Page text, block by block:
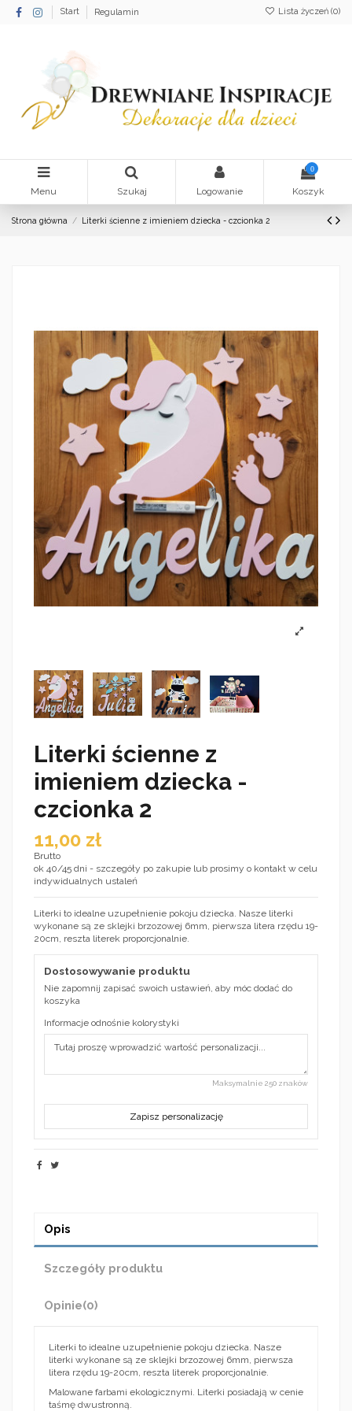
Start Regulamin Lista życzeń (0)
Menu Szukaj Logowanie
0
Koszyk
Strona główna Literki ścienne z imieniem dziecka - czcionka 2
Literki ścienne z
imieniem dziecka -
czcionka 2
11,00 zł
Brutto
ok 40/45 dni - szczegóły po zakupie lub prosimy o kontakt w celu
indywidualnych ustaleń
Literki to idealne uzupełnienie pokoju dziecka. Nasze literki
wykonane są ze sklejki brzozowej 6mm, pierwsza litera rzędu 19-
20cm, reszta literek proporcjonalnie.
Dostosowywanie produktu
Nie zapomnij zapisać swoich ustawień, aby móc dodać do
koszyka
Informacje odnośnie kolorystyki
Maksymalnie 250 znaków
Zapisz personalizację
Opis
Szczegóły produktu
Opinie(0)
Literki to idealne uzupełnienie pokoju dziecka. Nasze
literki wykonane są ze sklejki brzozowej 6mm, pierwsza
litera rzędu 19-20cm, reszta literek proporcjonalnie.
Malowane farbami ekologicznymi. Literki posiadają w cenie
taśmę dwustronną.